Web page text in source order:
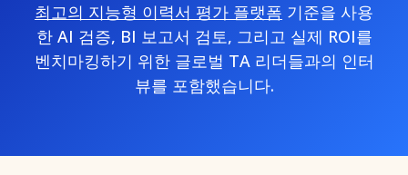
최고의 지능형 이력서 평가 플랫폼 기준을 사용
한 AI 검증, BI 보고서 검토, 그리고 실제 ROI를
벤치마킹하기 위한 글로벌 TA 리더들과의 인터
뷰를 포함했습니다.